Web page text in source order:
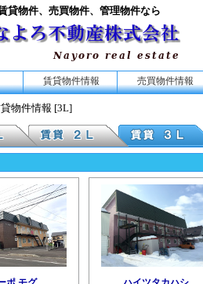
貸物件、売買物件、管理物件なら
賃貸物件情報 売買物件情報
物件情報 [3L]